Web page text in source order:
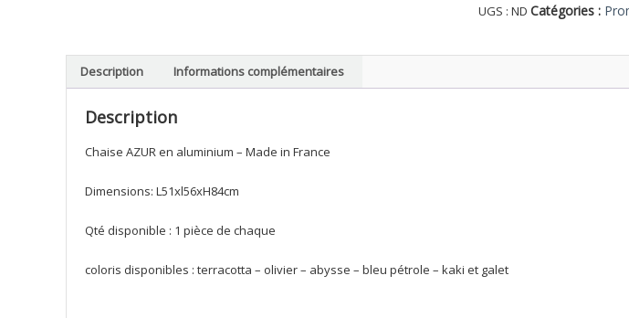
Chaise
UGS :ND Catégories :
Description Informations complémentaires
Description
Chaise AZUR en aluminium – Made in France
Dimensions: L51xl56xH84cm
Qté disponible : 1 pièce de chaque
coloris disponibles : terracotta – olivier – abysse – bleu pétrole – kaki et galet